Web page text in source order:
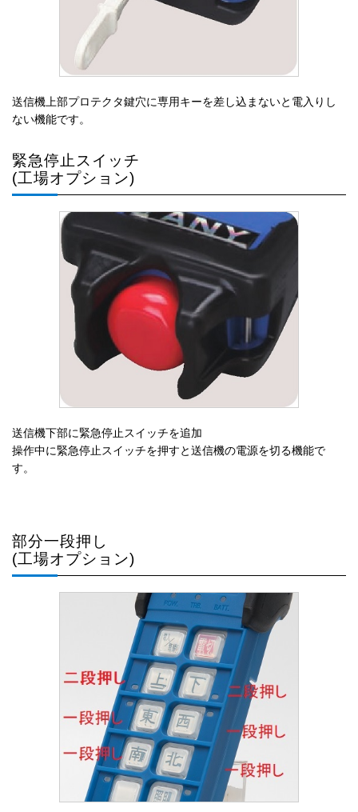
送信機上部プロテクタ鍵穴に専用キーを差し込まないと電入りし
ない機能です。
緊急停止スイッチ
(工場オプション)
送信機下部に緊急停止スイッチを追加
操作中に緊急停止スイッチを押すと送信機の電源を切る機能で
す。
部分一段押し
(工場オプション)